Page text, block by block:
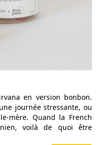
en version bonbon.
journée stressante, ou
mère. Quand la French
voilà de quoi être